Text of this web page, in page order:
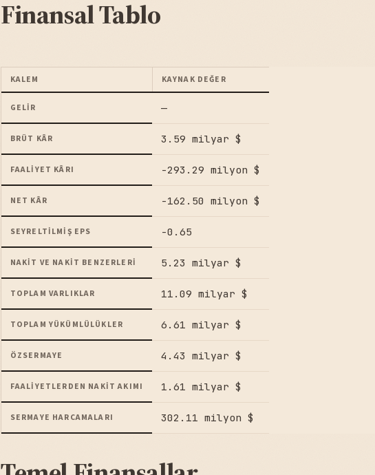
Finansal Tablo
KALEM KAYNAK DEĞER
GELIR —
BRÜT KÂR 3.59 milyar $
FAALIYET KÂRI -293.29 milyon $
NET KÂR -162.50 milyon $
SEYRELTILMIŞ EPS -0.65
NAKIT VE NAKIT BENZERLERI 5.23 milyar $
TOPLAM VARLIKLAR 11.09 milyar $
TOPLAM YÜKÜMLÜLÜKLER 6.61 milyar $
ÖZSERMAYE 4.43 milyar $
FAALIYETLERDEN NAKIT AKIMI 1.61 milyar $
SERMAYE HARCAMALARI 302.11 milyon $